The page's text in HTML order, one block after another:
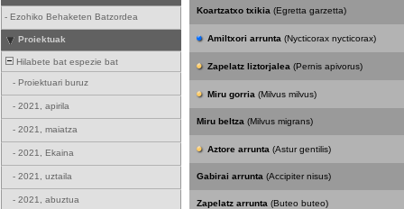
- Ezohiko Behaketen Batzordea
Proiektuak
Hilabete bat espezie bat
- Proiektuari buruz
- 2021, apirila
- 2021, maiatza
- 2021, Ekaina
- 2021, uztaila
- 2021, abuztua
Koartzatxo txikia (Egretta garzetta)
Amiltxori arrunta (Nycticorax nycticorax)
Zapelatz liztorjalea (Pernis apivorus)
Miru gorria (Milvus milvus)
Miru beltza (Milvus migrans)
Aztore arrunta (Astur gentilis)
Gabirai arrunta (Accipiter nisus)
Zapelatz arrunta (Buteo buteo)